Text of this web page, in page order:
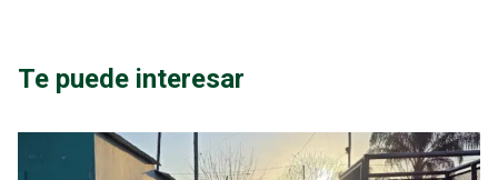
Te puede interesar